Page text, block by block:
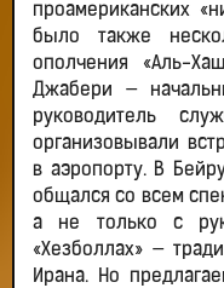
проамериканских
было также
ополчения «Аль-
Джабери —
руководитель
организовывали
в аэропорту. В
общался со всем
а не только с
«Хезболлах» —
Ирана. Но